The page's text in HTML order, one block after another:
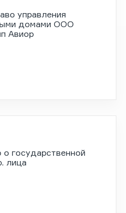
управления
домами ООО
Авиор
государственной
лица